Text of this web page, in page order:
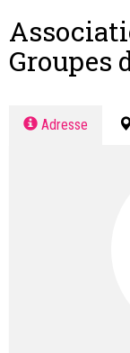
Groupes
Adresse